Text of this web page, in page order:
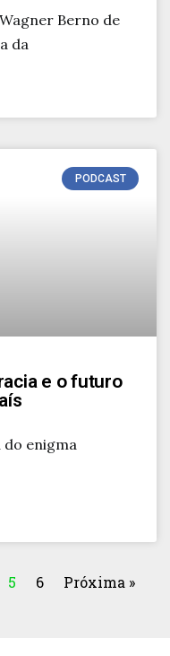
Berno de
da
PODCAST
e o futuro
do enigma
5 6 Próxima »